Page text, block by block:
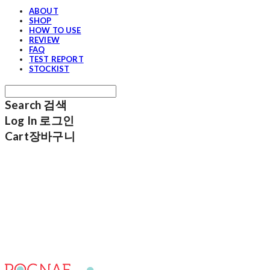
ABOUT
SHOP
HOW TO USE
REVIEW
FAQ
TEST REPORT
STOCKIST
Search 검색
Log In 로그인
Cart장바구니